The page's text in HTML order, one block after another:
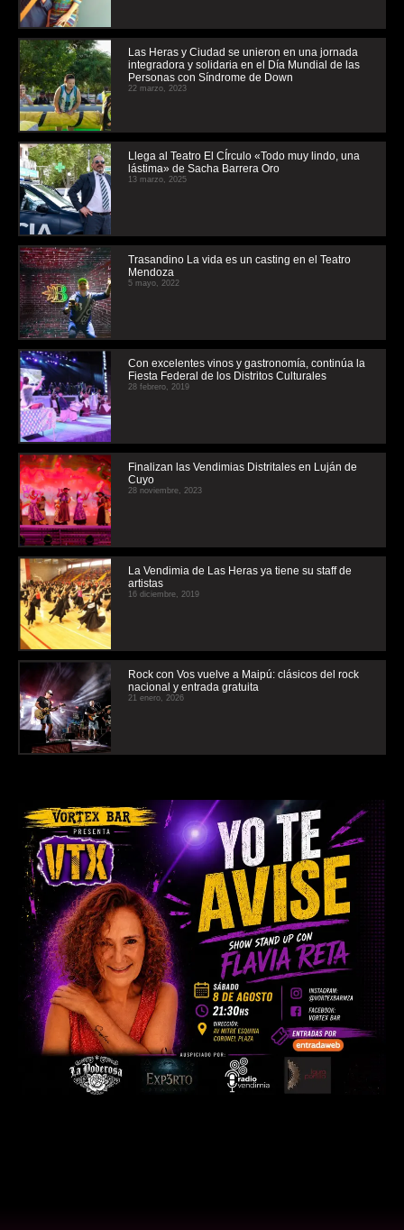
Las Heras y Ciudad se unieron en una jornada
integradora y solidaria en el Día Mundial de las
Personas con Síndrome de Down
22 marzo, 2023
Llega al Teatro El CÍrculo «Todo muy lindo, una
lástima» de Sacha Barrera Oro
13 marzo, 2025
Trasandino La vida es un casting en el Teatro
Mendoza
5 mayo, 2022
Con excelentes vinos y gastronomía, continúa la
Fiesta Federal de los Distritos Culturales
28 febrero, 2019
Finalizan las Vendimias Distritales en Luján de
Cuyo
28 noviembre, 2023
La Vendimia de Las Heras ya tiene su staff de
artistas
16 diciembre, 2019
Rock con Vos vuelve a Maipú: clásicos del rock
nacional y entrada gratuita
21 enero, 2026